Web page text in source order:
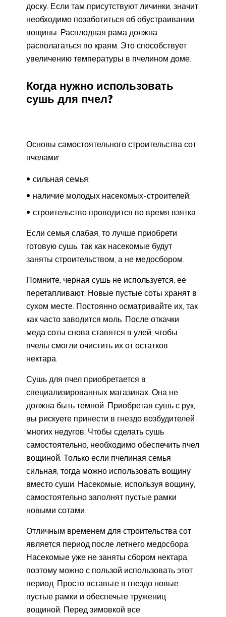
доску. Если там присутствуют личинки, значит,
необходимо позаботиться об обустраивании
вощины. Расплодная рама должна
располагаться по краям. Это способствует
увеличению температуры в пчелином доме.
Когда нужно использовать
сушь для пчел?
Основы самостоятельного строительства сот
пчелами:
сильная семья;
наличие молодых насекомых-строителей;
строительство проводится во время взятка.
Если семья слабая, то лучше приобрети
готовую сушь, так как насекомые будут
заняты строительством, а не медосбором.
Помните, черная сушь не используется, ее
перетапливают. Новые пустые соты хранят в
сухом месте. Постоянно осматривайте их, так
как часто заводится моль. После откачки
меда соты снова ставятся в улей, чтобы
пчелы смогли очистить их от остатков
нектара.
Сушь для пчел приобретается в
специализированных магазинах. Она не
должна быть темной. Приобретая сушь с рук,
вы рискуете принести в гнездо возбудителей
многих недугов. Чтобы сделать сушь
самостоятельно, необходимо обеспечить пчел
вощиной. Только если пчелиная семья
сильная, тогда можно использовать вощину
вместо суши. Насекомые, используя вощину,
самостоятельно заполнят пустые рамки
новыми сотами.
Отличным временем для строительства сот
является период после летнего медосбора.
Насекомые уже не заняты сбором нектара,
поэтому можно с пользой использовать этот
период. Просто вставьте в гнездо новые
пустые рамки и обеспечьте тружениц
вощиной. Перед зимовкой все